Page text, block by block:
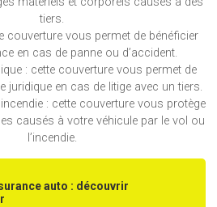
tiers.
couverture vous permet de bénéficier
en cas de panne ou d’accident.
: cette couverture vous permet de
juridique en cas de litige avec un tiers.
: cette couverture vous protège
causés à votre véhicule par le vol ou
l’incendie.
auto : découvrir